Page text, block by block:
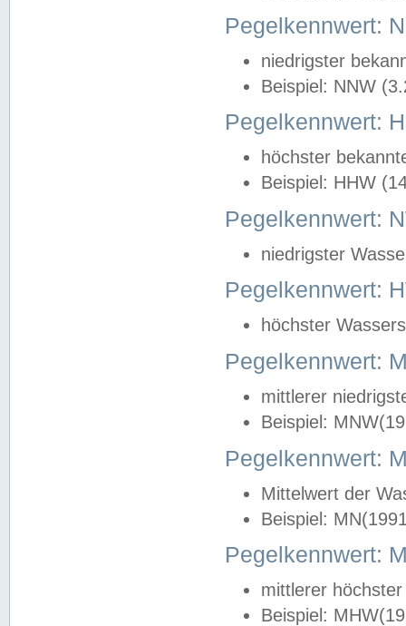
Pegelkennwert:
niedrigster
Beispiel: NNW
Pegelkennwert:
höchster
Beispiel: HHW
Pegelkennwert:
niedrigster
Pegelkennwert:
höchster
Pegelkennwert:
mittlerer
Beispiel:
Pegelkennwert:
Mittelwert der
Beispiel:
Pegelkennwert:
mittlerer
Beispiel: